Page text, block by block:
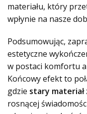
materiału, który
wpłynie na nasze
Podsumowując,
estetyczne
w postaci komfortu
Końcowy efekt to
gdzie stary
rosnącej